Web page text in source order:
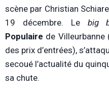
scène par Christian
19 décembre. Le big
Populaire de Villeurbanne
des prix d’entrées),
secoué l’actualité du
sa chute.